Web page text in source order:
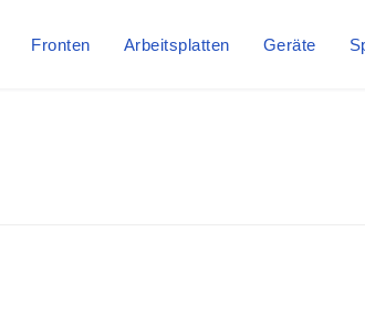
Fronten Arbeitsplatten Geräte